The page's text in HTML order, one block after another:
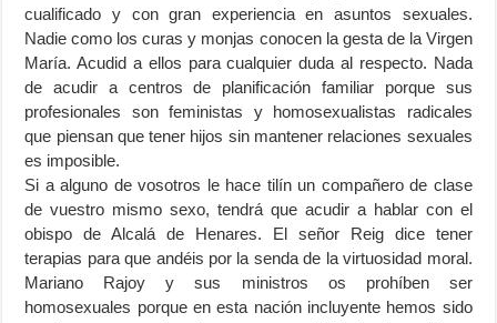
cualificado y con gran experiencia en asuntos sexuales.
Nadie como los curas y monjas conocen la gesta de la Virgen
María. Acudid a ellos para cualquier duda al respecto. Nada
de acudir a centros de planificación familiar porque sus
profesionales son feministas y homosexualistas radicales
que piensan que tener hijos sin mantener relaciones sexuales
es imposible.
Si a alguno de vosotros le hace tilín un compañero de clase
de vuestro mismo sexo, tendrá que acudir a hablar con el
obispo de Alcalá de Henares. El señor Reig dice tener
terapias para que andéis por la senda de la virtuosidad moral.
Mariano Rajoy y sus ministros os prohíben ser
homosexuales porque en esta nación incluyente hemos sido